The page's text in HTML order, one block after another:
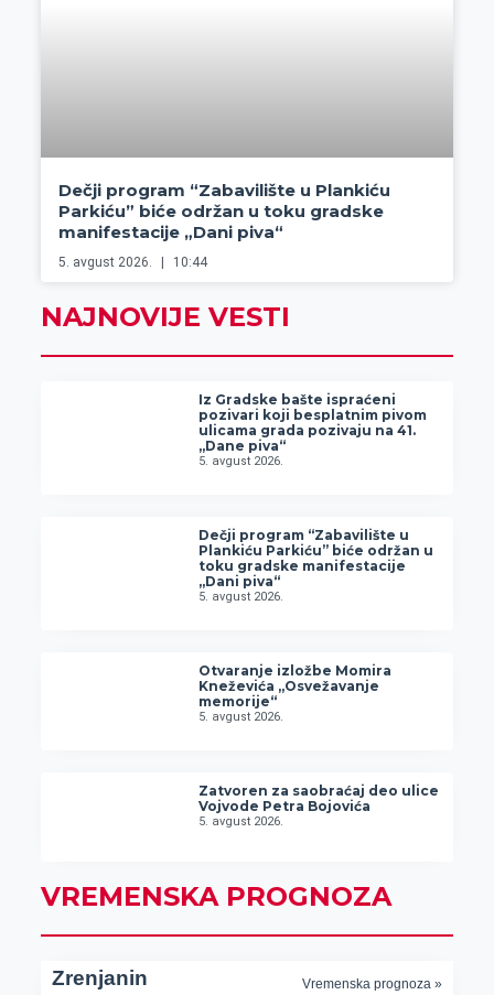
Dečji program “Zabavilište u Plankiću
Parkiću” biće održan u toku gradske
manifestacije „Dani piva“
5. avgust 2026. 10:44
NAJNOVIJE VESTI
Iz Gradske bašte ispraćeni
pozivari koji besplatnim pivom
ulicama grada pozivaju na 41.
„Dane piva“
5. avgust 2026.
Dečji program “Zabavilište u
Plankiću Parkiću” biće održan u
toku gradske manifestacije
„Dani piva“
5. avgust 2026.
Otvaranje izložbe Momira
Kneževića „Osvežavanje
memorije“
5. avgust 2026.
Zatvoren za saobraćaj deo ulice
Vojvode Petra Bojovića
5. avgust 2026.
VREMENSKA PROGNOZA